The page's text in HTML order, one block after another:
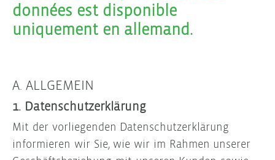
données est disponible
uniquement en allemand.
A. ALLGEMEIN
1. Datenschutzerklärung
Mit der vorliegenden Datenschutzerklärung
informieren wir Sie, wie wir im Rahmen unserer